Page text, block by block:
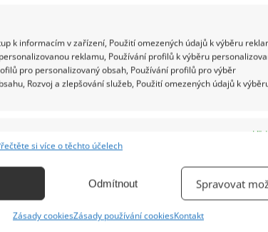
k informacím v zařízení, Použití omezených údajů k výběru
reklamu, Používání profilů k výběru
pro personalizovaný obsah, Používání profilů pro výběr
Rozvoj a zlepšování služeb, Použití omezených údajů k
základě automaticky přenášených informací.
informací.
si více o těchto účelech
Odmítnout Spravovat
Zásady cookiesZásady používání cookiesKontakt